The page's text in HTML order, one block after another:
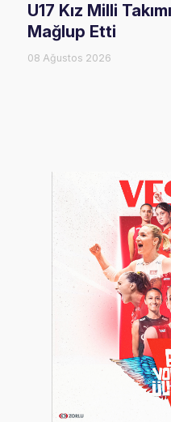
U17 Kız Milli
Mağlup Etti
08 Ağustos 2026